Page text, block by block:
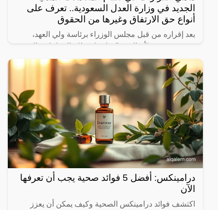
الجديد في وزارة العدل السعودية.. تعرف على
أنواع حق الارتفاق وغيرها من الحقوق
بعد إقراره من قبل مجلس الوزراء برئاسة ولي العهد،
نشرت صحيفة “أم القرى” تفاصيل نظام المعاملات المدنية
الجديد في المملكة العربية السعودية، والذي سيتم تطبيقه
بعد
درامينكس: أفضل 5 فوائد صحية يجب أن تعرفها
الآن
اكتشف فوائد درامينكس الصحية وكيف يمكن أن يعزز